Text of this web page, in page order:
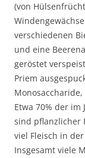
(von
verschiedenen
und eine
geröstet
Priem
Etwa 70% der
sind pflanzlicher
viel Fleisch in
Insgesamt viele